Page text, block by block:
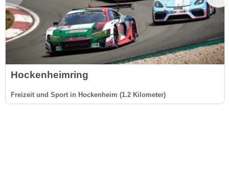
Hockenheimring
Freizeit und Sport in Hockenheim (1.2 Kilometer)